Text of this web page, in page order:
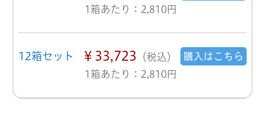
1箱あたり：2,810円
12箱セット ￥33,723 （税込）
1箱あたり：2,810円
購入はこちら